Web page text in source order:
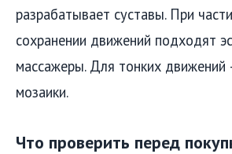
разрабатывает суставы. При
сохранении движений подходят
массажеры. Для тонких
мозаики.
Что проверить перед